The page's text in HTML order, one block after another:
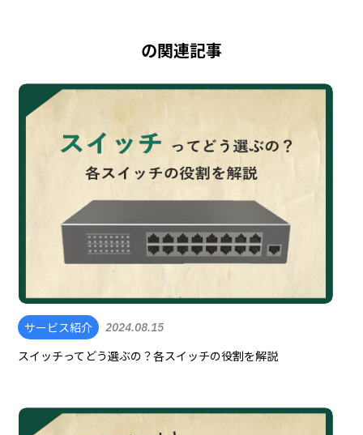
の関連記事
サービス紹介 2024.08.15
スイッチってどう選ぶの？各スイッチの役割を解説